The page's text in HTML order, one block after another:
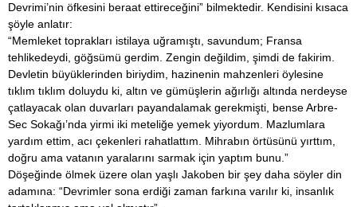
Devrimi’nin öfkesini beraat ettireceğini” bilmektedir. Kendisini kısaca
şöyle anlatır:
“Memleket toprakları istilaya uğramıştı, savundum; Fransa
tehlikedeydi, göğsümü gerdim. Zengin değildim, şimdi de fakirim.
Devletin büyüklerinden biriydim, hazinenin mahzenleri öylesine
tıklım tıklım doluydu ki, altın ve gümüşlerin ağırlığı altında nerdeyse
çatlayacak olan duvarları payandalamak gerekmişti, bense Arbre-
Sec Sokağı’nda yirmi iki meteliğe yemek yiyordum. Mazlumlara
yardım ettim, acı çekenleri rahatlattım. Mihrabın örtüsünü yırttım,
doğru ama vatanın yaralarını sarmak için yaptım bunu.”
Döşeğinde ölmek üzere olan yaşlı Jakoben bir şey daha söyler din
adamına: “Devrimler sona erdiği zaman farkına varılır ki, insanlık